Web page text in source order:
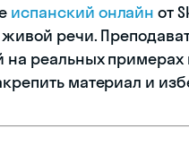
испанский онлайн от
речи.
на реальных
материал и